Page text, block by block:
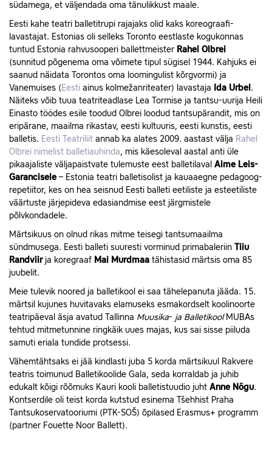
südamega, et väljendada oma tänulikkust maale.
Eesti kahe teatri balletitrupi rajajaks olid kaks koreograafi-
lavastajat. Estonias oli selleks Toronto eestlaste kogukonnas
tuntud Estonia rahvusooperi ballettmeister Rahel Olbrei
(sunnitud põgenema oma võimete tipul sügisel 1944. Kahjuks ei
saanud näidata Torontos oma loomingulist kõrgvormi) ja
Vanemuises ( Eesti ainus kolmežanriteater) lavastaja Ida Urbel .
Näiteks võib tuua teatriteadlase Lea Tormise ja tantsu-uurija Heili
Einasto töödes esile toodud Olbrei loodud tantsupärandit, mis on
eripärane, maailma rikastav, eesti kultuuris, eesti kunstis, eesti
balletis. Eesti Teatriliit annab ka alates 2009. aastast välja Rahel
Olbrei nimelist balletiauhinda, mis käesoleval aastal anti üle
pikaajaliste väljapaistvate tulemuste eest balletilaval Aime Leis-
Garancisele– Estonia teatri balletisolist ja kauaaegne pedagoog-
repetiitor, kes on hea seisnud Eesti balleti eetiliste ja esteetiliste
väärtuste järjepideva edasiandmise eest järgmistele
põlvkondadele.
Märtsikuus on olnud rikas mitme teisegi tantsumaailma
sündmusega. Eesti balleti suuresti vorminud primabaleriin Tiiu
Randviirja koregraaf Mai Murdmaa tähistasid märtsis oma 85
juubelit.
Meie tulevik noored ja balletikool ei saa tähelepanuta jääda. 15.
märtsil kujunes huvitavaks elamuseks esmakordselt koolinoorte
teatripäeval äsja avatud Tallinna Muusika- ja BalletikoolMUBAs
tehtud mitmetunnine ringkäik uues majas, kus sai sisse piiluda
samuti eriala tundide protsessi.
Vähemtähtsaks ei jää kindlasti juba 5 korda märtsikuul Rakvere
teatris toimunud Balletikoolide Gala, seda korraldab ja juhib
edukalt kõigi rõõmuks Kauri kooli balletistuudio juht Anne Nõgu.
Kontserdile oli teist korda kutstud esinema Tšehhist Praha
Tantsukoservatooriumi (PTK-SOŠ) õpilased Erasmus+ programm
(partner Fouette Noor Ballett).